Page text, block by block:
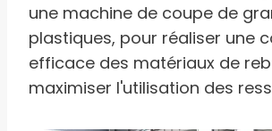
une machine de coupe de
plastiques, pour réaliser une
efficace des matériaux de
maximiser l'utilisation des